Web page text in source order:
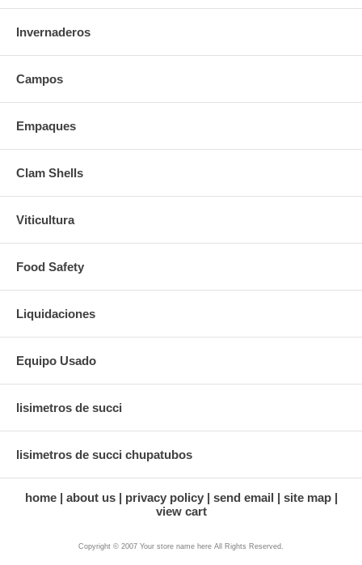
Invernaderos
Campos
Empaques
Clam Shells
Viticultura
Food Safety
Liquidaciones
Equipo Usado
lisimetros de succi
lisimetros de succi chupatubos
home about us privacy policy send email
site map
view cart
Copyright © 2007 Your store name here All Rights Reserved.